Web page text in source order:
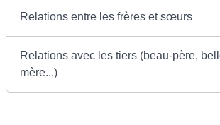
Relations entre les frères et sœurs
Relations avec les tiers (beau-père,
mère...)